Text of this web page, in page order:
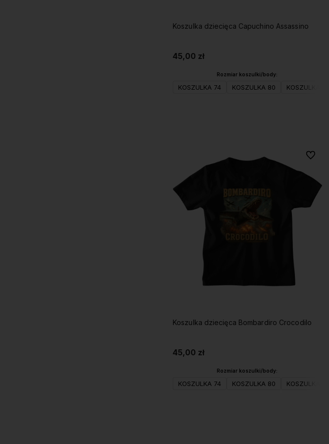
Koszulka dziecięca Capuchino Assassino
45,00 zł
Rozmiar koszulki/body:
KOSZULKA 74 KOSZULKA 80 KOSZULKA 98
Koszulka dziecięca Bombardiro Crocodilo
45,00 zł
Rozmiar koszulki/body:
KOSZULKA 74 KOSZULKA 80 KOSZULKA 98
Do